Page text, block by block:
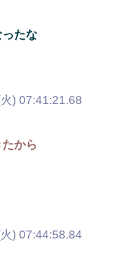
たな
) 07:41:21.68
から
) 07:44:58.84